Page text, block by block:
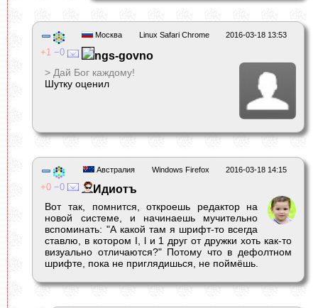
2016-03-18 13:53
Linux Safari Chrome
Москва
1 0 ngs-govno
> Дай Бог каждому!
Шутку оценил
2016-03-18 14:15
Windows Firefox
Австралия
0 0 Идиотъ
Вот так, помнится, откроешь редактор на
новой системе, и начинаешь мучительно
вспоминать: "А какой там я шрифт-то всегда
ставлю, в котором I, l и 1 друг от дружки хоть как-то
визуально отличаются?" Потому что в дефолтном
шрифте, пока не приглядишься, не поймёшь.